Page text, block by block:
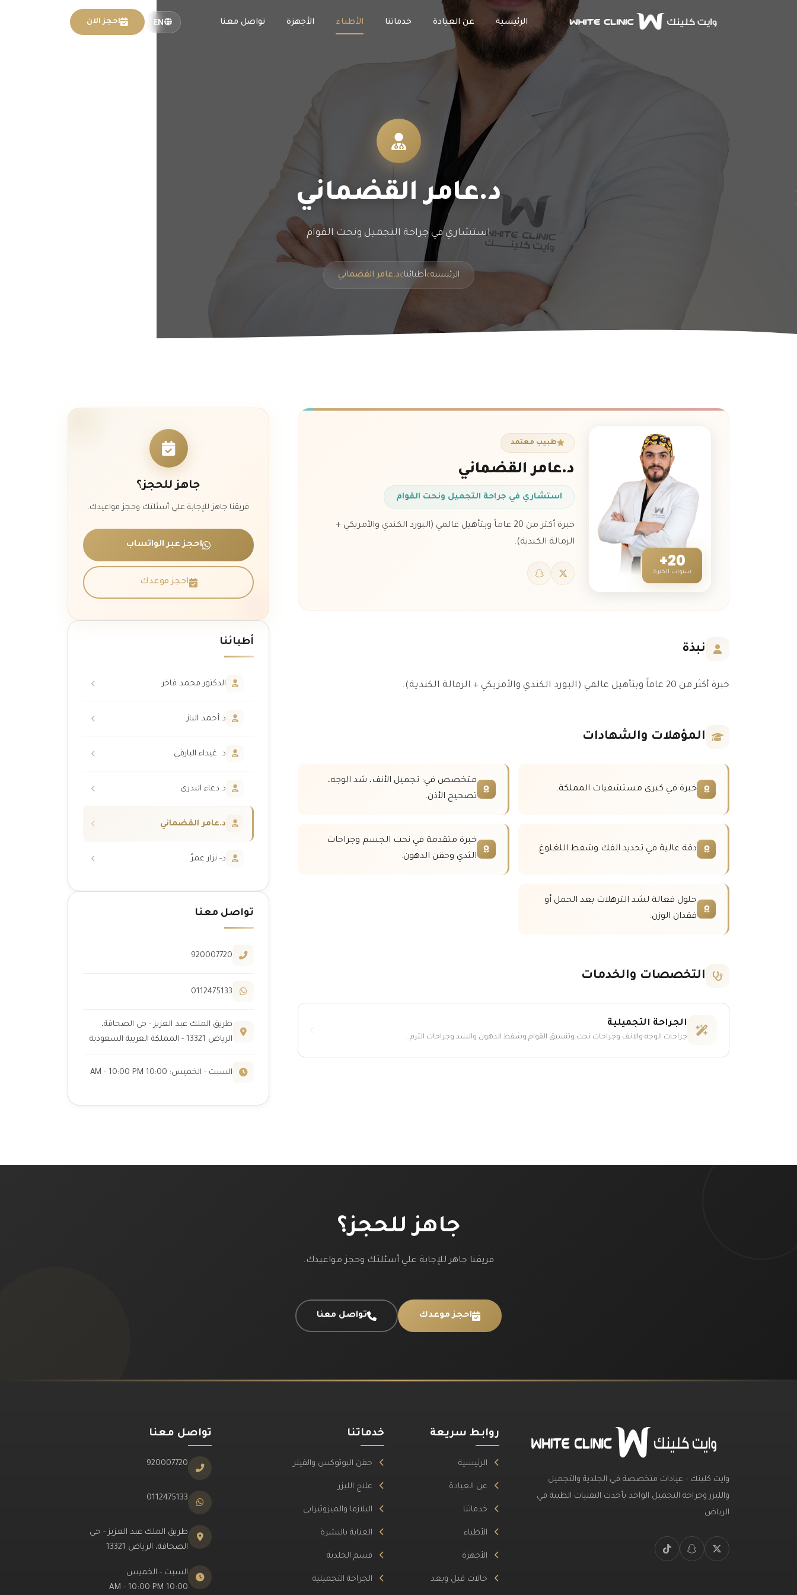
الرئيسية عن العيادة خدماتنا الأطباء الأجهزة تواصل معنا EN احجز الآن
د.عامر القضماني
استشاري في جراحة التجميل ونحت القوام
الرئيسية أطبائنا د.عامر القضماني
20+
سنوات الخبرة
طبيب معتمد
د.عامر القضماني
استشاري في جراحة التجميل ونحت القوام
خبرة أكثر من 20 عاماً وبتأهيل عالمي (البورد الكندي والأمريكي +
الزمالة الكندية).
نبذة
خبرة أكثر من 20 عاماً وبتأهيل عالمي (البورد الكندي والأمريكي + الزمالة الكندية).
المؤهلات والشهادات
خبرة في كبرى مستشفيات المملكة.
متخصص في: تجميل الأنف، شد الوجه،
تصحيح الأذن.
دقة عالية في تحديد الفك وشفط اللغلوغ.
خبرة متقدمة في نحت الجسم وجراحات
الثدي وحقن الدهون.
حلول فعالة لشد الترهلات بعد الحمل أو
فقدان الوزن.
التخصصات والخدمات
الجراحة التجميلية
جراحات الوجه والانف وجراحات نحت وتنسيق القوام وشفط الدهون والشد وجراحات الترم...
جاهز للحجز؟
فريقنا جاهز للإجابة علي أسئلتك وحجز مواعيدك.
احجز عبر الواتساب
احجز موعدك
أطبائنا
الدكتور محمد فاخر
د.أحمد الباز
د. غيداء البارقي
د.دعاء البدري
د.عامر القضماني
د- نزار عمرُ
تواصل معنا
920007720
0112475133
طريق الملك عبد العزيز - حى الصحافة،
الرياض 13321 - المملكة العربية السعودية
السبت - الخميس: 10:00 AM - 10:00 PM
جاهز للحجز؟
فريقنا جاهز للإجابة علي أسئلتك وحجز مواعيدك.
احجز موعدك تواصل معنا
وايت كلينك - عيادات متخصصة في الجلدية والتجميل
والليزر وجراحة التجميل الواحد بأحدث التقنيات الطبية في
الرياض
روابط سريعة
الرئيسية
عن العيادة
خدماتنا
الأطباء
الأجهزة
حالات قبل وبعد
خدماتنا
حقن البوتوكس والفيلر
علاج الليزر
البلازما والميزوثيرابي
العناية بالبشرة
قسم الجلدية
الجراحة التجميلية
تواصل معنا
920007720
0112475133
طريق الملك عبد العزيز - حى
الصحافة، الرياض 13321
السبت - الخميس
10:00 AM - 10:00 PM